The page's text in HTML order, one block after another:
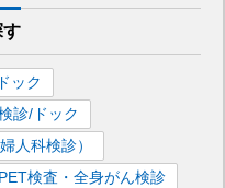
す
ック
診/ドック
人科検診）
PET検査・全身がん検診